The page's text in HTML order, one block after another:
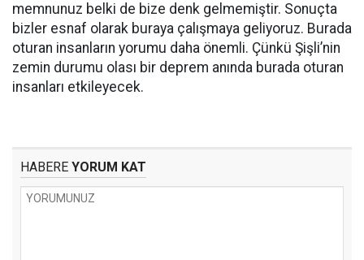
memnunuz belki de bize denk gelmemiştir. Sonuçta
bizler esnaf olarak buraya çalışmaya geliyoruz. Burada
oturan insanların yorumu daha önemli. Çünkü Şişli’nin
zemin durumu olası bir deprem anında burada oturan
insanları etkileyecek.
HABERE YORUM KAT